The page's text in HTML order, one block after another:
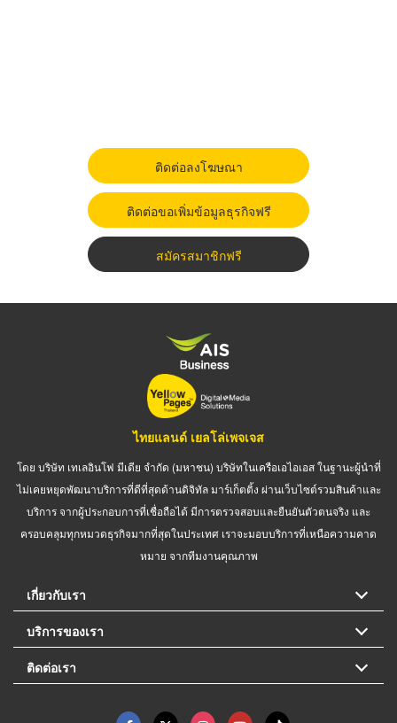
ติดต่อลงโฆษณา
ติดต่อขอเพิ่มข้อมูลธุรกิจฟรี
สมัครสมาชิกฟรี
ไทยแลนด์ เยลโล่เพจเจส
โดย บริษัท เทเลอินโฟ มีเดีย จำกัด (มหาชน) บริษัทในเครือเอไอเอส ในฐานะผู้นำที่
ไม่เคยหยุดพัฒนาบริการที่ดีที่สุดด้านดิจิทัล มาร์เก็ตติ้ง ผ่านเว็บไซต์รวมสินค้าและ
บริการ จากผู้ประกอบการที่เชื่อถือได้ มีการตรวจสอบและยืนยันตัวตนจริง และ
ครอบคลุมทุกหมวดธุรกิจมากที่สุดในประเทศ เราจะมอบบริการที่เหนือความคาด
หมาย จากทีมงานคุณภาพ
เกี่ยวกับเรา
บริการของเรา
ติดต่อเรา